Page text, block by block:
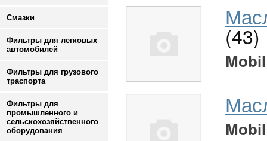
Смазки
Фильтры для легковых
автомобилей
Фильтры для грузового
траспорта
Фильтры для
промышленного и
сельскохозяйственного
оборудования
(43)
Mobil
Mobil